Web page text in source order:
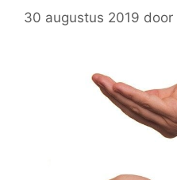
30 augustus 2019 door